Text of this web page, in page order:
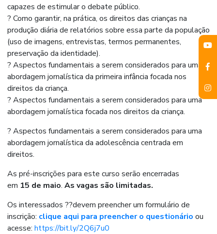
capazes de estimular o debate público.
? Como garantir, na prática, os direitos das crianças na
produção diária de relatórios sobre essa parte da população
(uso de imagens, entrevistas, termos permanentes,
preservação da identidade).
? Aspectos fundamentais a serem considerados para uma
abordagem jornalística da primeira infância focada nos
direitos da criança.
? Aspectos fundamentais a serem considerados para uma
abordagem jornalística focada nos direitos da criança.
? Aspectos fundamentais a serem considerados para uma
abordagem jornalística da adolescência centrada em
direitos.
As pré-inscrições para este curso serão encerradas
em 15 de maio. As vagas são limitadas.
Os interessados ??devem preencher um formulário de
inscrição: clique aqui para preencher o questionário ou
acesse: https://bit.ly/2Q6j7u0